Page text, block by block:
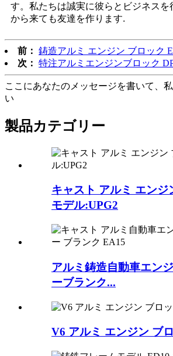
す。私たちは誠実に彼らとビジネスを
から来ても友達を作ります.
前： 鋳造アルミ エンジン ブロック
次： 特注アルミエンジンブロック
ここにあなたのメッセージを書いて、
い
製品カテゴリー
キャスト アルミ エンジ
モデル:UPG2
アルミ鋳造自動車エン
ーブランク...
V6 アルミ エンジン ブ